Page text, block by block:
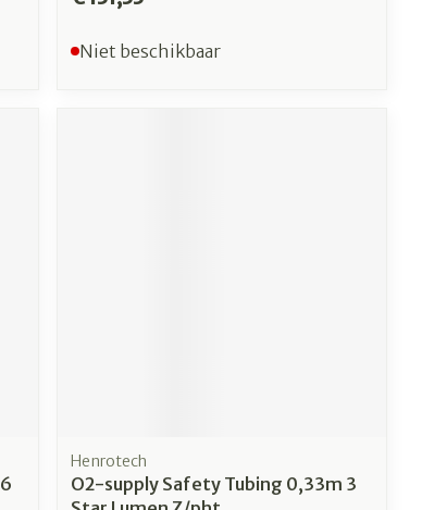
Niet beschikbaar
Henrotech
O2-supply Safety Tubing 0,33m 3